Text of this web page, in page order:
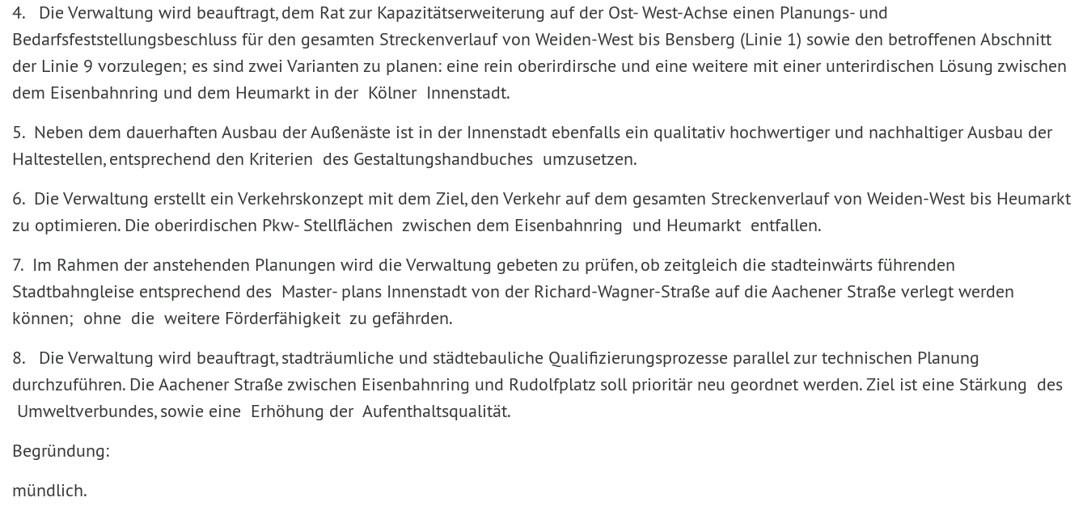
4. Die Verwaltung wird beauftragt, dem Rat zur Kapazitätserweiterung auf der Ost- West-Achse einen Planungs- und
Bedarfsfeststellungsbeschluss für den gesamten Streckenverlauf von Weiden-West bis Bensberg (Linie 1) sowie den betroffenen Abschnitt
der Linie 9 vorzulegen; es sind zwei Varianten zu planen: eine rein oberirdirsche und eine weitere mit einer unterirdischen Lösung zwischen
dem Eisenbahnring und dem Heumarkt in der Kölner Innenstadt.
5. Neben dem dauerhaften Ausbau der Außenäste ist in der Innenstadt ebenfalls ein qualitativ hochwertiger und nachhaltiger Ausbau der
Haltestellen, entsprechend den Kriterien des Gestaltungshandbuches umzusetzen.
6. Die Verwaltung erstellt ein Verkehrskonzept mit dem Ziel, den Verkehr auf dem gesamten Streckenverlauf von Weiden-West bis Heumarkt
zu optimieren. Die oberirdischen Pkw- Stellflächen zwischen dem Eisenbahnring und Heumarkt entfallen.
7. Im Rahmen der anstehenden Planungen wird die Verwaltung gebeten zu prüfen, ob zeitgleich die stadteinwärts führenden
Stadtbahngleise entsprechend des Master- plans Innenstadt von der Richard-Wagner-Straße auf die Aachener Straße verlegt werden
können; ohne die weitere Förderfähigkeit zu gefährden.
8. Die Verwaltung wird beauftragt, stadträumliche und städtebauliche Qualifizierungsprozesse parallel zur technischen Planung
durchzuführen. Die Aachener Straße zwischen Eisenbahnring und Rudolfplatz soll prioritär neu geordnet werden. Ziel ist eine Stärkung des
Umweltverbundes, sowie eine Erhöhung der Aufenthaltsqualität.
Begründung:
mündlich.